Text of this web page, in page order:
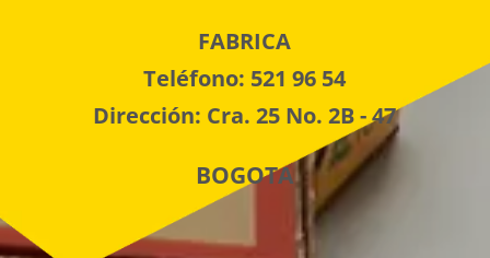
FABRICA
Teléfono: 521 96 54
Dirección: Cra. 25 No. 2B - 47
BOGOTA